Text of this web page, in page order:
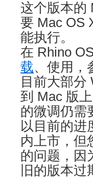
这个版本的
要 Mac OS
能执行。
在 Rhino
载、使用，
目前大部分
到 Mac 版
的微调仍需
以目前的进
内上市，但
的问题，因
旧的版本